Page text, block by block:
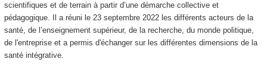
scientifiques et de terrain à partir d’une démarche collective et
pédagogique. Il a réuni le 23 septembre 2022 les différents acteurs de la
santé, de l’enseignement supérieur, de la recherche, du monde politique,
de l'entreprise et a permis d'échanger sur les différentes dimensions de la
santé intégrative.